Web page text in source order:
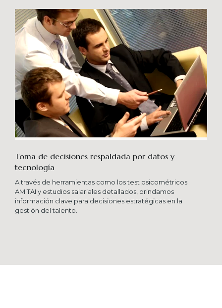
Toma de decisiones respaldada por datos y
tecnología​
A través de herramientas como los test psicométricos
AMITAI y estudios salariales detallados, brindamos
información clave para decisiones estratégicas en la
gestión del talento.